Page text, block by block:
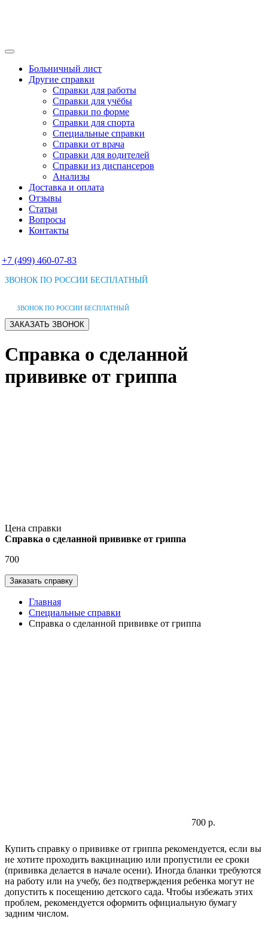
Больничный лист
Другие справки
Справки для работы
Справки для учёбы
Справки по форме
Справки для спорта
Специальные справки
Справки от врача
Справки для водителей
Справки из диспансеров
Анализы
Доставка и оплата
Отзывы
Статьи
Вопросы
Контакты
+7 (499) 460-07-83
ЗВОНОК ПО РОССИИ БЕСПЛАТНЫЙ
ЗВОНОК ПО РОССИИ БЕСПЛАТНЫЙ
Справка о сделанной
прививке от гриппа
Цена справки
Справка о сделанной прививке от гриппа
700
Главная
Специальные справки
Справка о сделанной прививке от гриппа
700 р.
Купить справку о прививке от гриппа рекомендуется, если вы
не хотите проходить вакцинацию или пропустили ее сроки
(прививка делается в начале осени). Иногда бланки требуются
на работу или на учебу, без подтверждения ребенка могут не
допустить к посещению детского сада. Чтобы избежать этих
проблем, рекомендуется оформить официальную бумагу
задним числом.